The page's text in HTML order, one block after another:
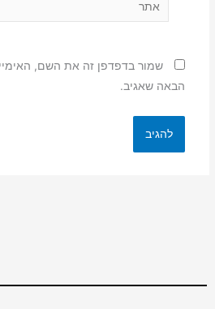
שמור בדפדפן זה את השם,
הבאה שאגיב.